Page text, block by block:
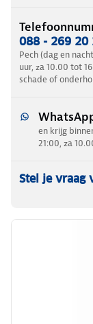
088 - 269 20
Pech (dag en
uur, za 10.00 tot
schade of
en krijg
21:00, za
Stel je vraag